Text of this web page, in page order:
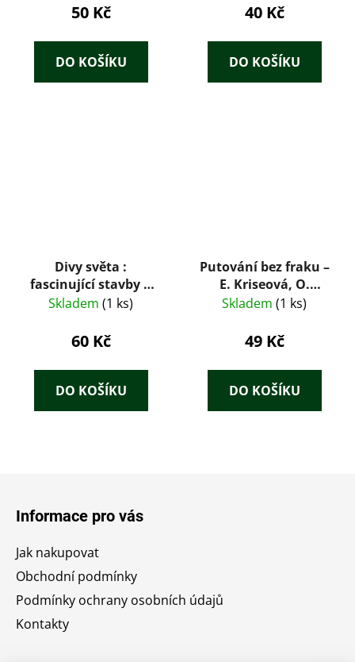
50 Kč
DO KOŠÍKU
40 Kč
DO KOŠÍKU
Divy světa :
fascinující stavby a
památky : od Kolosea
Skladem (1 ks)
60 Kč
DO KOŠÍKU
Putování bez fraku –
E. Kriseová, O.
Mohyla, V. Miltner
Skladem (1 ks)
49 Kč
DO KOŠÍKU
Informace pro vás
Jak nakupovat
Obchodní podmínky
Podmínky ochrany osobních údajů
Kontakty